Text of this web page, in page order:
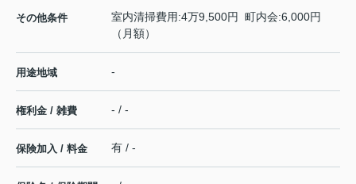
その他条件
室内清掃費用:4万9,500円 町内会:6,000円
（月額）
用途地域 -
権利金 / 雑費 - / -
保険加入 / 料金 有 / -